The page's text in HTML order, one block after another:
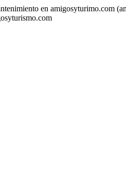
en amigosyturimo.com